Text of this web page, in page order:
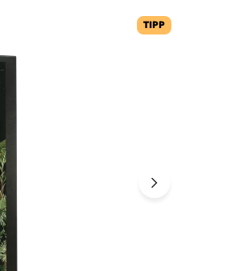
TIPP